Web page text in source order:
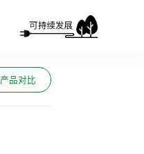
产品对比